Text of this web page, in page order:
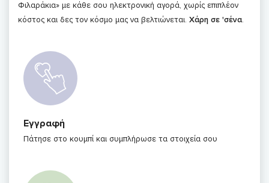
Φιλαράκια» με κάθε σου ηλεκτρονική αγορά, χωρίς επιπλέον
κόστος και δες τον κόσμο μας να βελτιώνεται. Χάρη σε 'σένα.
Εγγραφή
Πάτησε στο κουμπί και συμπλήρωσε τα στοιχεία σου